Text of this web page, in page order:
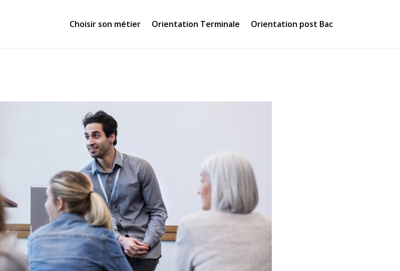
Choisir son métier Orientation Terminale Orientation post Bac